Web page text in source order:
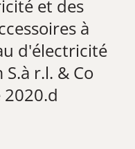
et des
à
d'électricité
r.l. & Co
2020.d